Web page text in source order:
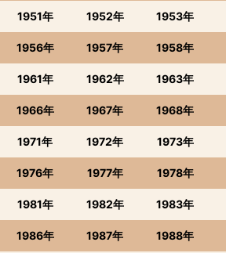
1951年 1952年 1953年
1956年 1957年 1958年
1961年 1962年 1963年
1966年 1967年 1968年
1971年 1972年 1973年
1976年 1977年 1978年
1981年 1982年 1983年
1986年 1987年 1988年